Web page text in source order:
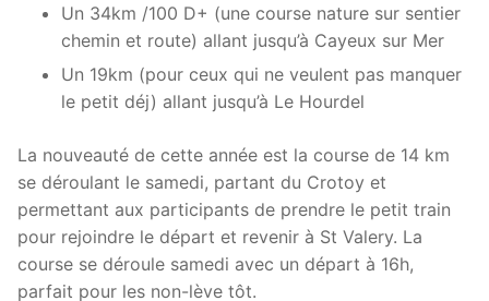
Un 34km /100 D+ (une course nature sur sentier
chemin et route) allant jusqu’à Cayeux sur Mer
Un 19km (pour ceux qui ne veulent pas manquer
le petit déj) allant jusqu’à Le Hourdel
La nouveauté de cette année est la course de 14 km
se déroulant le samedi, partant du Crotoy et
permettant aux participants de prendre le petit train
pour rejoindre le départ et revenir à St Valery. La
course se déroule samedi avec un départ à 16h,
parfait pour les non-lève tôt.